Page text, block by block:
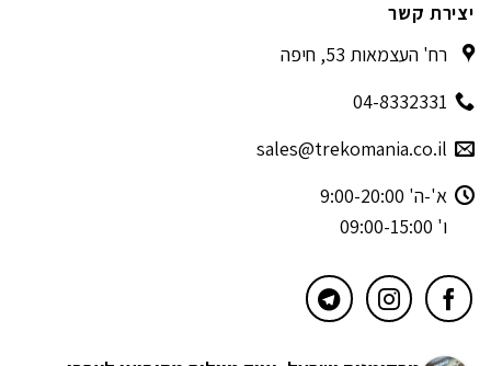
יצירת קשר
רח' העצמאות 53, חיפה
04-8332331
sales@trekomania.co.il
א'-ה' 9:00-20:00
ו' 09:00-15:00